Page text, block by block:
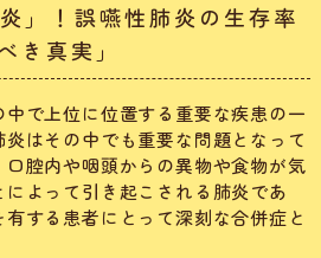
」！誤嚥性肺炎の生存率
き真実」
で上位に位置する重要な疾患の一
はその中でも重要な問題となって
腔内や咽頭からの異物や食物が気
よって引き起こされる肺炎であ
する患者にとって深刻な合併症と